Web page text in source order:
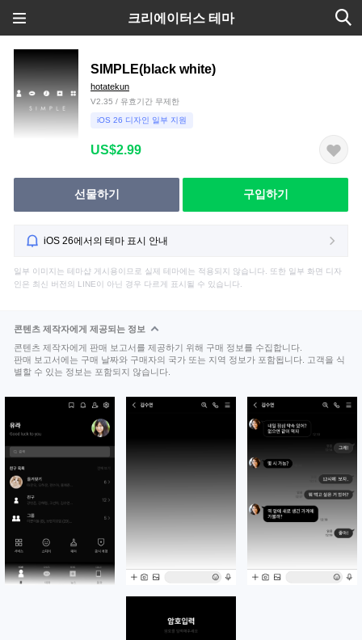
크리에이터스 테마
SIMPLE(black white)
hotatekun
V2.35 / 유효기간 무제한
iOS 26 디자인 일부 지원
US$2.99
선물하기 구입하기
iOS 26에서의 테마 표시 안내
일부 이미지는 테마샵 게시용이므로 실제 테마에는 적용되지 않습니다. 또한 일부 화면 디자
인은 최신 버전의 LINE이 아닌 경우 다르게 표시될 수 있습니다.
콘텐츠 제작자에게 제공되는 정보
콘텐츠 제작자에게 판매 보고서를 제공하기 위해 구매 정보를 수집합니다.
판매 보고서에는 구매 날짜와 구매자의 국가 또는 지역 정보가 포함됩니다. 고객을 식
별할 수 있는 정보는 포함되지 않습니다.